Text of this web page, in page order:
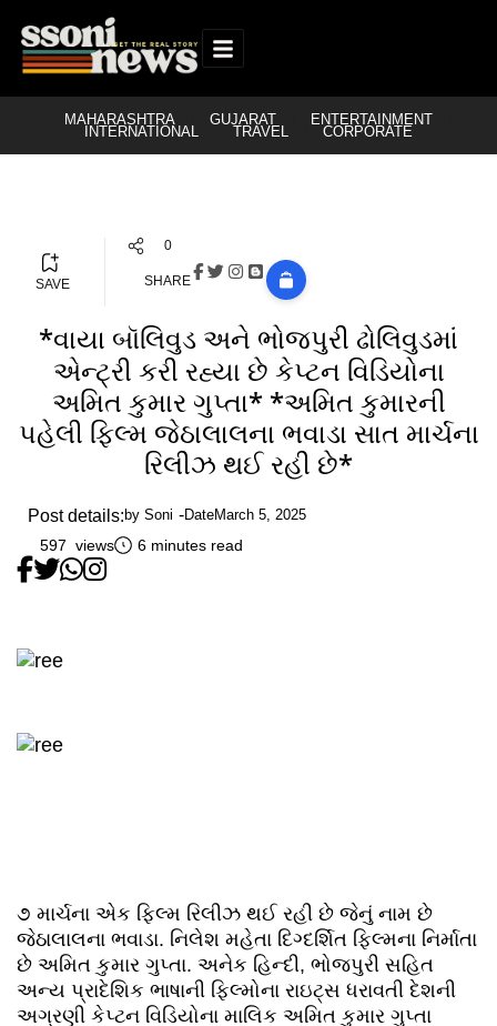
MAHARASHTRA GUJARAT ENTERTAINMENT
INTERNATIONAL TRAVEL CORPORATE
SAVE
0
SHARE
*વાયા બૉલિવુડ અને ભોજપુરી ઢોલિવુડમાં
એન્ટ્રી કરી રહ્યા છે કેપ્ટન વિડિયોના
અમિત કુમાર ગુપ્તા* *અમિત કુમારની
પહેલી ફિલ્મ જેઠાલાલના ભવાડા સાત માર્ચના
રિલીઝ થઈ રહી છે*
Post details: by Soni DateMarch 5, 2025
597 views 6 minutes read
૭ માર્ચના એક ફિલ્મ રિલીઝ થઈ રહી છે જેનું નામ છે
જેઠાલાલના ભવાડા. નિલેશ મહેતા દિગ્દર્શિત ફિલ્મના નિર્માતા
છે અમિત કુમાર ગુપ્તા. અનેક હિન્દી, ભોજપુરી સહિત
અન્ય પ્રાદેશિક ભાષાની ફિલ્મોના રાઇટ્સ ધરાવતી દેશની
અગ્રણી કેપ્ટન વિડિયોના માલિક અમિત કુમાર ગુપ્તા